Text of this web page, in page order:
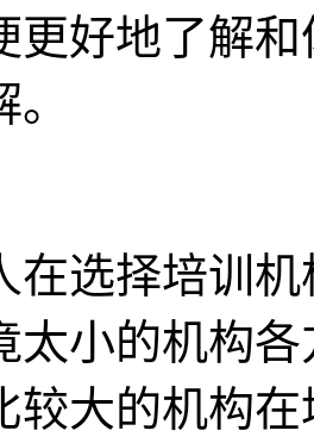
更好地了解
在选择培训
太小的机构
较大的机构